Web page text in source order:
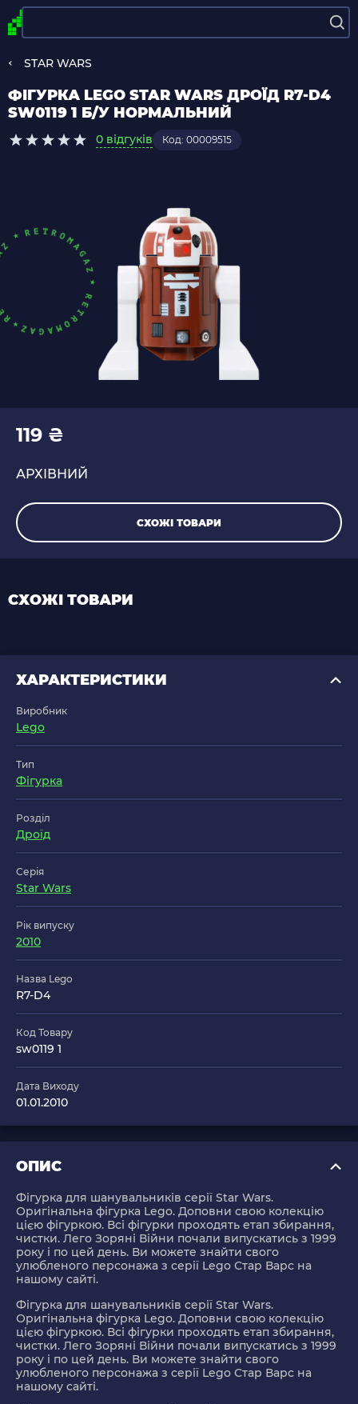
STAR WARS
ФІГУРКА LEGO STAR WARS ДРОЇД R7-D4
SW0119 1 Б/У НОРМАЛЬНИЙ
0 відгуків Код: 00009515
119 ₴
АРХІВНИЙ
СХОЖІ ТОВАРИ
СХОЖІ ТОВАРИ
ХАРАКТЕРИСТИКИ
Виробник
Lego
Тип
Фігурка
Розділ
Дроїд
Серія
Star Wars
Рік випуску
2010
Назва Lego
R7-D4
Код Товару
sw0119 1
Дата Виходу
01.01.2010
ОПИС
Фігурка для шанувальників серії Star Wars.
Оригінальна фігурка Lego. Доповни свою колекцію
цією фігуркою. Всі фігурки проходять етап збирання,
чистки. Лего Зоряні Війни почали випускатись з 1999
року і по цей день. Ви можете знайти свого
улюбленого персонажа з серії Lego Стар Варс на
нашому сайті.
Фігурка для шанувальників серії Star Wars.
Оригінальна фігурка Lego. Доповни свою колекцію
цією фігуркою. Всі фігурки проходять етап збирання,
чистки. Лего Зоряні Війни почали випускатись з 1999
року і по цей день. Ви можете знайти свого
улюбленого персонажа з серії Lego Стар Варс на
нашому сайті.